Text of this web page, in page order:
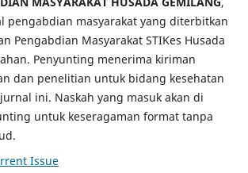
pengabdian masyarakat yang diterbitkan
Pengabdian Masyarakat STIKes Husada
Penyunting menerima kiriman
dan penelitian untuk bidang kesehatan
ini. Naskah yang masuk akan di
untuk keseragaman format tanpa
Issue